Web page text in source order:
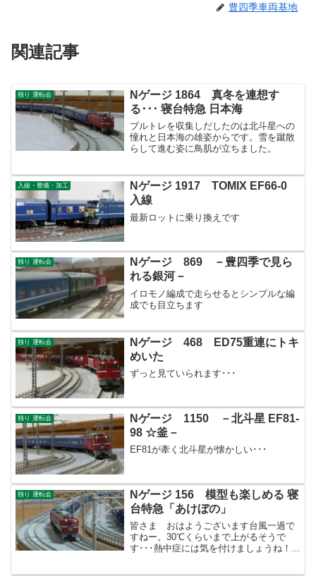
豊四季車両基地
関連記事
独り 運転会
Nゲージ 1864 真冬を連想す
る･･･ 寝台特急 日本海
ブルトレを収集しだしたのは北斗星への
憧れと日本海の雄姿からです。雪を蹴散
らして進む姿に鳥肌が立ちました。
入線・整備・加工
Nゲージ 1917 TOMIX EF66-0
入線
最新ロットに乗り換えです
独り 運転会
Nゲージ 869 －豊四季で見ら
れる銀河－
イロモノ編成で走らせるとシンプルな編
成でも目立ちます
独り 運転会
Nゲージ 468 ED75重連にトキ
めいた
ずっと見ていられます･･･
独り 運転会
Nゲージ 1150 －北斗星 EF81-
98 ☆釜－
EF81が牽く北斗星が懐かしい･･･
独り 運転会
Nゲージ 156 模型も楽しめる 寝
台特急「あけぼの」
皆さま おはようございます台風一過で
すねー。30℃くらいまで上がるそうで
す･･･熱中症には気を付けましょうね！外